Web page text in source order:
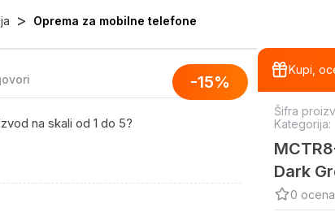
> Oprema za mobilne telefone
-15%
na skali od 1 do 5?
Kupi,
Šifra
Kategorija:
Dark
0 ocena